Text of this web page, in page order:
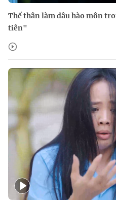
Thế thân làm dâu hào môn
tiên"